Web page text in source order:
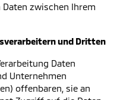
zwischen Ihrem
und Dritten
Daten
Unternehmen
offenbaren, sie an